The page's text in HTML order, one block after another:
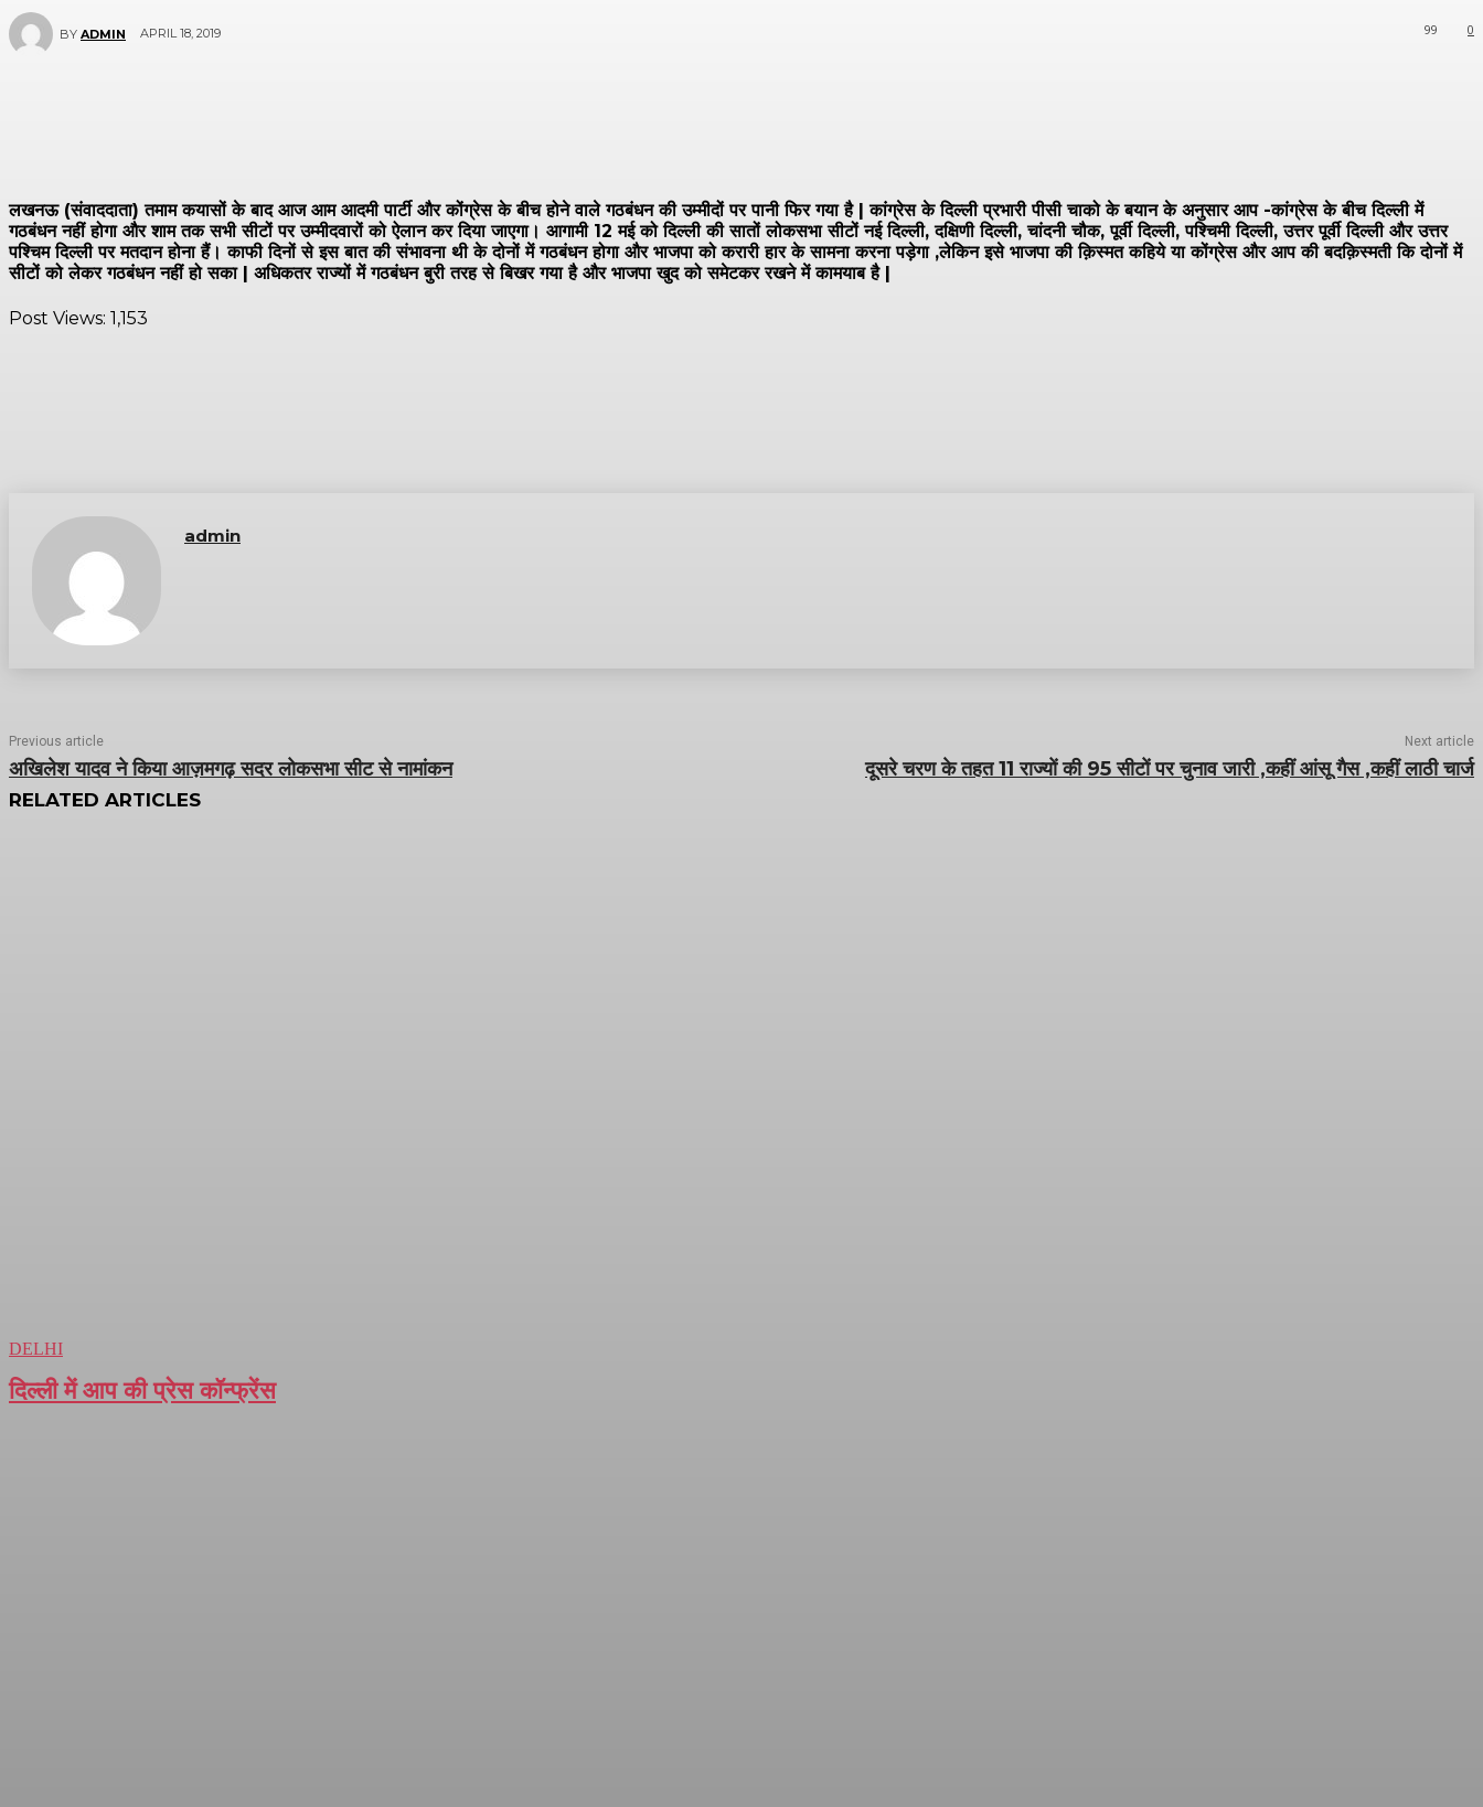
BY ADMIN APRIL 18, 2019 0
99
लखनऊ (संवाददाता) तमाम कयासों के बाद आज आम आदमी पार्टी और कोंग्रेस के बीच होने वाले गठबंधन की उम्मीदों पर पानी फिर गया है | कांग्रेस के दिल्ली प्रभारी पीसी चाको के बयान के अनुसार आप -कांग्रेस के बीच दिल्ली में
गठबंधन नहीं होगा और शाम तक सभी सीटों पर उम्मीदवारों को ऐलान कर दिया जाएगा। आगामी 12 मई को दिल्ली की सातों लोकसभा सीटों नई दिल्ली, दक्षिणी दिल्ली, चांदनी चौक, पूर्वी दिल्ली, पश्चिमी दिल्ली, उत्तर पूर्वी दिल्ली और उत्तर
पश्चिम दिल्ली पर मतदान होना हैं। काफी दिनों से इस बात की संभावना थी के दोनों में गठबंधन होगा और भाजपा को करारी हार के सामना करना पड़ेगा ,लेकिन इसे भाजपा की क़िस्मत कहिये या कोंग्रेस और आप की बदक़िस्मती कि दोनों में
सीटों को लेकर गठबंधन नहीं हो सका | अधिकतर राज्यों में गठबंधन बुरी तरह से बिखर गया है और भाजपा खुद को समेटकर रखने में कामयाब है |
Post Views: 1,153
admin
Previous article
अखिलेश यादव ने किया आज़मगढ़ सदर लोकसभा सीट से नामांकन
Next article
दूसरे चरण के तहत 11 राज्यों की 95 सीटों पर चुनाव जारी ,कहीं आंसू गैस ,कहीं लाठी चार्ज
RELATED ARTICLES
DELHI
दिल्ली में आप की प्रेस कॉन्फ्रेंस